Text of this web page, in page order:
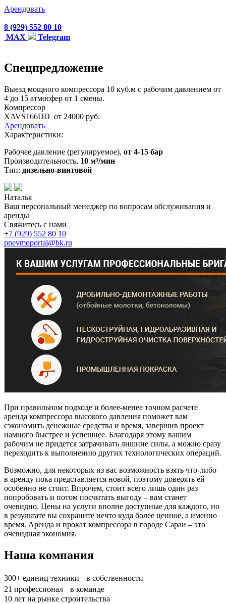
Арендовать
8 (929) 552 80 10
MAX
Telegram
Спецпредложение
Выезд мощного компрессора 10 куб.м с рабочим давлением от
4 до 15 атмосфер от 1 смены.
Компрессор
XAVS166DD от 24000 руб.
Арендовать
Характеристики:
Рабочее давление (регулируемое), от 4-15 бар
Производительность, 10 м³/мин
Тип: дизельно-винтовой
Наталья
Ваш персональный менеджер по вопросам обслуживания и
аренды
Свяжитесь с нами
+7 (929) 552 80 10
pnevmoportal@bk.ru
При правильном подходе и более-менее точном расчете
аренда компрессора высокого давления поможет вам
сэкономить денежные средства и время, завершив проект
намного быстрее и успешнее. Благодаря этому вашим
рабочим не придется затрачивать лишние силы, а можно сразу
переходить к выполнению других технологических операций.
Возможно, для некоторых из вас возможность взять что-либо
в аренду пока представляется новой, поэтому доверять ей
особенно не стоит. Впрочем, стоит всего лишь один раз
попробовать и потом посчитать выгоду – вам станет
очевидно. Цены на услуги вполне доступные для каждого, но
в результате вы сохраните нечто куда более ценное, а именно
время. Аренда и прокат компрессора в городе Сараи – это
очевидная экономия.
Наша компания
300+ единиц техники в собственности
21 профессионал в команде
10 лет на рынке строительства